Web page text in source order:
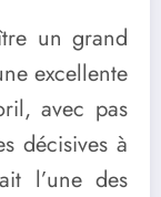
un grand
excellente
avec pas
décisives à
l’une des